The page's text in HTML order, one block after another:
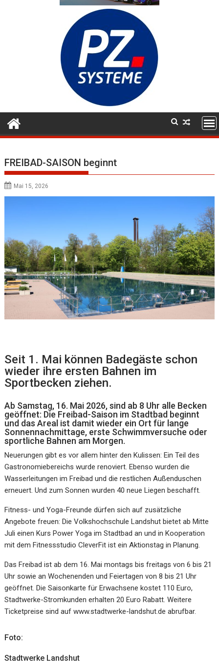
FREIBAD-SAISON beginnt
Mai 15, 2026
Seit 1. Mai können Badegäste schon
wieder ihre ersten Bahnen im
Sportbecken ziehen.
Ab Samstag, 16. Mai 2026, sind ab 8 Uhr alle Becken
geöffnet: Die Freibad-Saison im Stadtbad beginnt
und das Areal ist damit wieder ein Ort für lange
Sonnennachmittage, erste Schwimmversuche oder
sportliche Bahnen am Morgen.
Neuerungen gibt es vor allem hinter den Kulissen: Ein Teil des
Gastronomiebereichs wurde renoviert. Ebenso wurden die
Wasserleitungen im Freibad und die restlichen Außenduschen
erneuert. Und zum Sonnen wurden 40 neue Liegen beschafft.
Fitness- und Yoga-Freunde dürfen sich auf zusätzliche
Angebote freuen: Die Volkshochschule Landshut bietet ab Mitte
Juli einen Kurs Power Yoga im Stadtbad an und in Kooperation
mit dem Fitnessstudio CleverFit ist ein Aktionstag in Planung.
Das Freibad ist ab dem 16. Mai montags bis freitags von 6 bis 21
Uhr sowie an Wochenenden und Feiertagen von 8 bis 21 Uhr
geöffnet. Die Saisonkarte für Erwachsene kostet 110 Euro,
Stadtwerke-Stromkunden erhalten 20 Euro Rabatt. Weitere
Ticketpreise sind auf www.stadtwerke-landshut.de abrufbar.
Foto:
Stadtwerke Landshut